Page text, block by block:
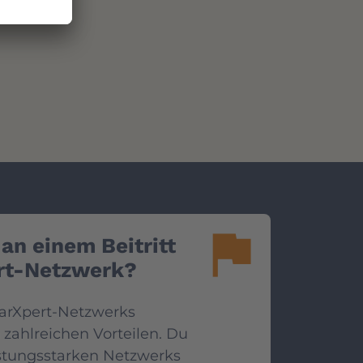
flag
einem Beitritt
Netzwerk?
Netzwerks
Vorteilen. Du
Netzwerks